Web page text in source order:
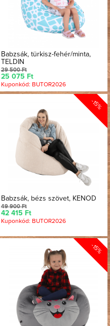
Babzsák, türkisz-fehér/minta,
TELDIN
29 500 Ft
25 075 Ft
Kuponkód: BUTOR2026
-15%
Babzsák, bézs szövet, KENOD
49 900 Ft
42 415 Ft
Kuponkód: BUTOR2026
-15%